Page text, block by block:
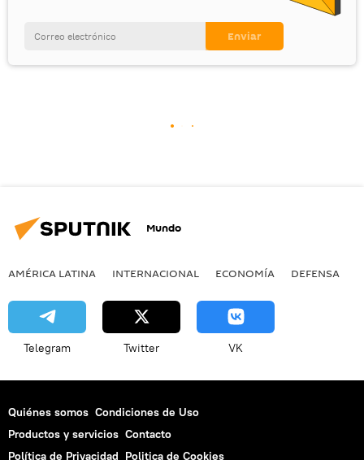
Mundo
AMÉRICA LATINA INTERNACIONAL ECONOMÍA DEFENSA
Telegram Twitter VK
Quiénes somos Condiciones de Uso
Productos y servicios Contacto
Política de Privacidad Politica de Cookies